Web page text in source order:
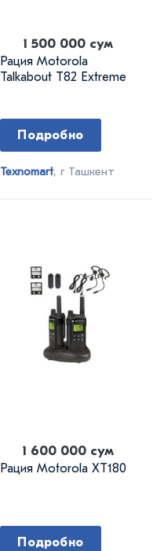
1 500 000 сум
Рация Motorola
Talkabout T82 Extreme
Подробно
Texnomart, г Ташкент
1 600 000 сум
Рация Motorola XT180
Подробно